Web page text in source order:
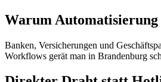
Warum
Banken, Versicherungen und
Workflows gerät man in Brandenburg